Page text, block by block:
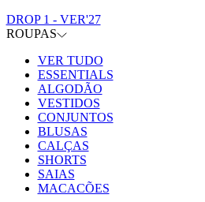
DROP 1 - VER'27
ROUPAS
VER TUDO
ESSENTIALS
ALGODÃO
VESTIDOS
CONJUNTOS
BLUSAS
CALÇAS
SHORTS
SAIAS
MACACÕES